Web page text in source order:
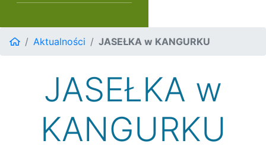
Aktualności JASEŁKA w KANGURKU
JASEŁKA w
KANGURKU